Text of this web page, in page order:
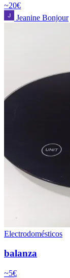
~20€
Jeanine Bonjour
Electrodomésticos
balanza
~5€